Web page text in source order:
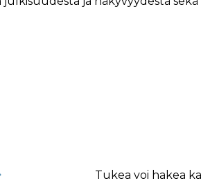
Tukea voi hakea